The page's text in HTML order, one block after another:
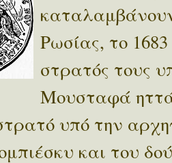
Ρωσίας, το
στρατός τους
Μουσταφά
υπό την
και του